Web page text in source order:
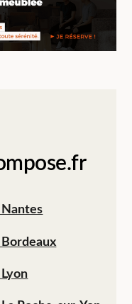
Nantes
Bordeaux
Lyon